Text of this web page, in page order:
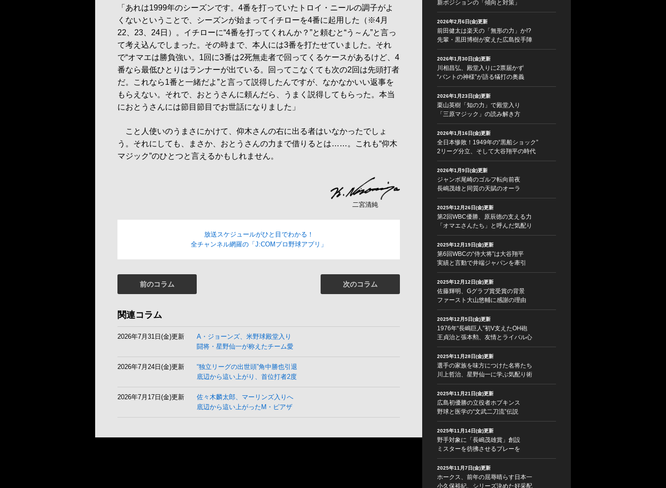
「あれは1999年のシーズンです。4番を打っていたトロイ・ニールの調子がよ
くないということで、シーズンが始まってイチローを4番に起用した（※4月
22、23、24日）。イチローに“4番を打ってくれんか？”と頼むと“う～ん”と言っ
て考え込んでしまった。その時まで、本人には3番を打たせていました。それ
で“オマエは勝負強い。1回に3番は2死無走者で回ってくるケースがあるけど、4
番なら最低ひとりはランナーが出ている。回ってこなくても次の2回は先頭打者
だ。これなら1番と一緒だよ”と言って説得したんですが、なかなかいい返事を
もらえない。それで、おとうさんに頼んだら、うまく説得してもらった。本当
におとうさんには節目節目でお世話になりました」
こと人使いのうまさにかけて、仰木さんの右に出る者はいなかったでしょ
う。それにしても、まさか、おとうさんの力まで借りるとは……。これも“仰木
マジック”のひとつと言えるかもしれません。
二宮清純
放送スケジュールがひと目でわかる！
全チャンネル網羅の「J:COMプロ野球アプリ」
前のコラム 次のコラム
関連コラム
2026年7月31日(金)更新
A・ジョーンズ、米野球殿堂入り
闘将・星野仙一が称えたチーム愛
2026年7月24日(金)更新
“独立リーグの出世頭”角中勝也引退
底辺から這い上がり、首位打者2度
2026年7月17日(金)更新
佐々木麟太郎、マーリンズ入りへ
底辺から這い上がったM・ピアザ
新ポジションの「傾向と対策」
2026年2月6日(金)更新
前田健太は楽天の「無形の力」か!?
先輩・黒田博樹が変えた広島投手陣
2026年1月30日(金)更新
川相昌弘、殿堂入りに2票届かず
“バントの神様”が語る犠打の奥義
2026年1月23日(金)更新
栗山英樹「知の力」で殿堂入り
「三原マジック」の読み解き方
2026年1月16日(金)更新
全日本惨敗！1949年の“黒船ショック”
2リーグ分立、そして大谷翔平の時代
2026年1月9日(金)更新
ジャンボ尾崎のゴルフ転向前夜
長嶋茂雄と同質の天賦のオーラ
2025年12月26日(金)更新
第2回WBC優勝、原辰徳の支える力
「オマエさんたち」と呼んだ気配り
2025年12月19日(金)更新
第6回WBCの“侍大将”は大谷翔平
実績と言動で井端ジャパンを牽引
2025年12月12日(金)更新
佐藤輝明、Gグラブ賞受賞の背景
ファースト大山悠輔に感謝の理由
2025年12月5日(金)更新
1976年“長嶋巨人”初V支えたOH砲
王貞治と張本勲、友情とライバル心
2025年11月28日(金)更新
選手の家族を味方につけた名将たち
川上哲治、星野仙一に学ぶ気配り術
2025年11月21日(金)更新
広島初優勝の立役者ホプキンス
野球と医学の“文武二刀流”伝説
2025年11月14日(金)更新
野手対象に「長嶋茂雄賞」創設
ミスターを彷彿させるプレーを
2025年11月7日(金)更新
ホークス、前年の屈辱晴らす日本一
小久保裕紀、シリーズ決めた好采配